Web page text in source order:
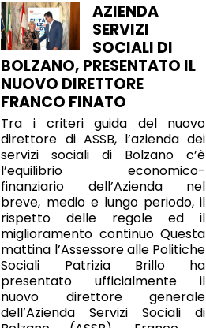
AZIENDA
SERVIZI
SOCIALI DI
BOLZANO, PRESENTATO IL
NUOVO DIRETTORE
FRANCO FINATO
Tra i criteri guida del nuovo
direttore di ASSB, l’azienda dei
servizi sociali di Bolzano c’è
l’equilibrio economico-
finanziario dell’Azienda nel
breve, medio e lungo periodo, il
rispetto delle regole ed il
miglioramento continuo Questa
mattina l’Assessore alle Politiche
Sociali Patrizia Brillo ha
presentato ufficialmente il
nuovo direttore generale
dell’Azienda Servizi Sociali di